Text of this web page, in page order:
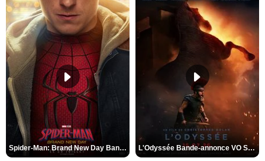
Spider-Man: Brand New Day Bande-annonce VO STFR L'Odyssée Bande-annonce VO STFR